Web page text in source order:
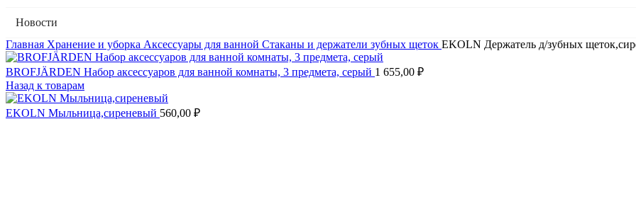
Новости
Главная Хранение и уборка Аксессуары для ванной Стаканы и держатели зубных щеток EKOLN Держатель д/зубных
BROFJÄRDEN Набор аксессуаров для ванной комнаты, 3 предмета, серый 1 655,00 ₽
Назад к товарам
EKOLN Мыльница,сиреневый 560,00 ₽